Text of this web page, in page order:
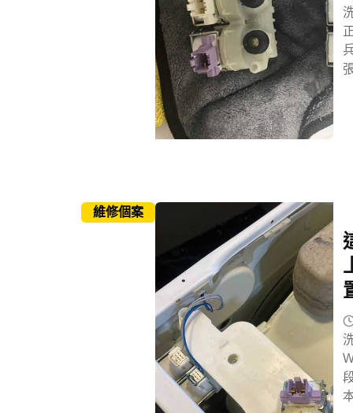
維修個案